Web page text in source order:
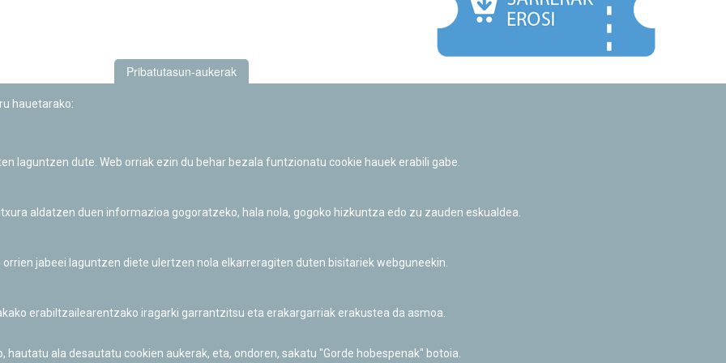
Informazio publikoa eskatzeko baimena
Pribatutasun-aukerak
hauetarako:
laguntzen dute. Web orriak ezin du behar bezala funtzionatu cookie hauek erabili gabe.
aldatzen duen informazioa gogoratzeko, hala nola, gogoko hizkuntza edo zu zauden eskualdea.
jabeei laguntzen diete ulertzen nola elkarreragiten duten bisitariek webguneekin.
erabiltzailearentzako iragarki garrantzitsu eta erakargarriak erakustea da asmoa.
ala desautatu cookien aukerak, eta, ondoren, sakatu "Gorde hobespenak" botoia.